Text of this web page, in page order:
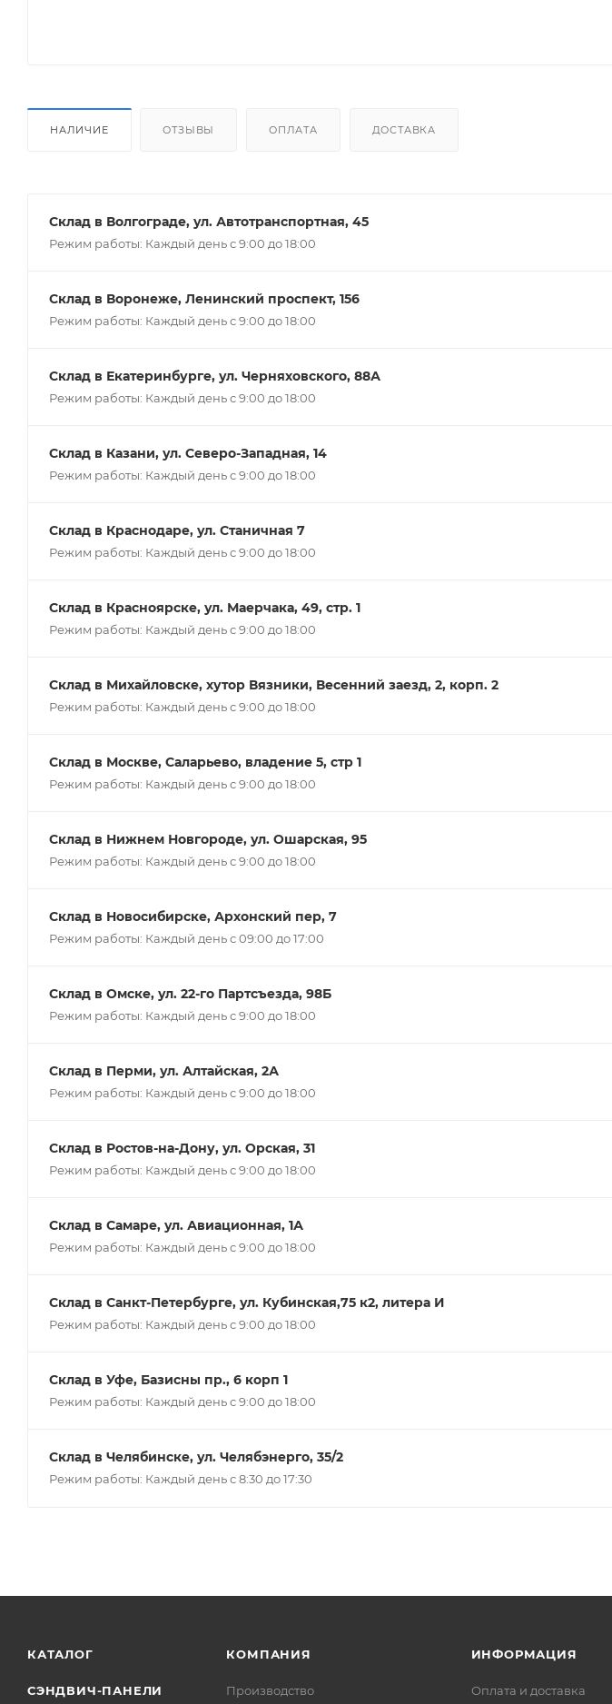
НАЛИЧИЕ ОТЗЫВЫ ОПЛАТА ДОСТАВКА
Склад в Волгограде, ул. Автотранспортная, 45
Режим работы: Каждый день с 9:00 до 18:00
Склад в Воронеже, Ленинский проспект, 156
Режим работы: Каждый день с 9:00 до 18:00
Склад в Екатеринбурге, ул. Черняховского, 88А
Режим работы: Каждый день с 9:00 до 18:00
Склад в Казани, ул. Северо-Западная, 14
Режим работы: Каждый день с 9:00 до 18:00
Склад в Краснодаре, ул. Станичная 7
Режим работы: Каждый день с 9:00 до 18:00
Склад в Красноярске, ул. Маерчака, 49, стр. 1
Режим работы: Каждый день с 9:00 до 18:00
Склад в Михайловске, хутор Вязники, Весенний заезд, 2, корп. 2
Режим работы: Каждый день с 9:00 до 18:00
Склад в Москве, Саларьево, владение 5, стр 1
Режим работы: Каждый день с 9:00 до 18:00
Склад в Нижнем Новгороде, ул. Ошарская, 95
Режим работы: Каждый день с 9:00 до 18:00
Склад в Новосибирске, Архонский пер, 7
Режим работы: Каждый день с 09:00 до 17:00
Склад в Омске, ул. 22-го Партсъезда, 98Б
Режим работы: Каждый день с 9:00 до 18:00
Склад в Перми, ул. Алтайская, 2А
Режим работы: Каждый день с 9:00 до 18:00
Склад в Ростов-на-Дону, ул. Орская, 31
Режим работы: Каждый день с 9:00 до 18:00
Склад в Самаре, ул. Авиационная, 1А
Режим работы: Каждый день с 9:00 до 18:00
Склад в Санкт-Петербурге, ул. Кубинская,75 к2, литера И
Режим работы: Каждый день с 9:00 до 18:00
Склад в Уфе, Базисны пр., 6 корп 1
Режим работы: Каждый день с 9:00 до 18:00
Склад в Челябинске, ул. Челябэнерго, 35/2
Режим работы: Каждый день с 8:30 до 17:30
КАТАЛОГ
СЭНДВИЧ-ПАНЕЛИ
КОМПАНИЯ
Производство
ИНФОРМАЦИЯ
Оплата и доставка